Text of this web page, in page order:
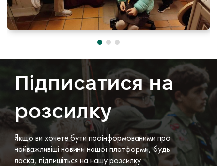
Підписатися на
розсилку
Якщо ви хочете бути проінформованими про
найважливіші новини нашої платформи, будь
ласка, підпишіться на нашу розсилку